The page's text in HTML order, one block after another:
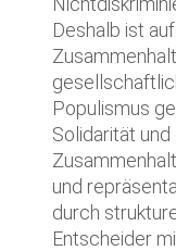
Deshalb ist
Populismus
Solidarität
und
durch
Entscheider